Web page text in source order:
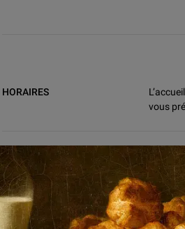
HORAIRES
vous
ACCÈS 101
Sur